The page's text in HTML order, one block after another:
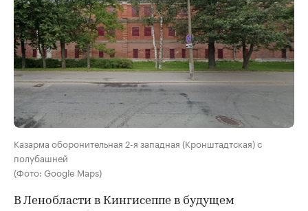
Казарма оборонительная 2-я западная (Кронштадтская) с
полубашней
(Фото: Google Maps)
В Ленобласти в Кингисеппе в будущем